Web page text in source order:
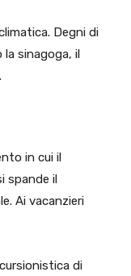
Degni di
la sinagoga, il
in cui il
spande il
Ai vacanzieri
di